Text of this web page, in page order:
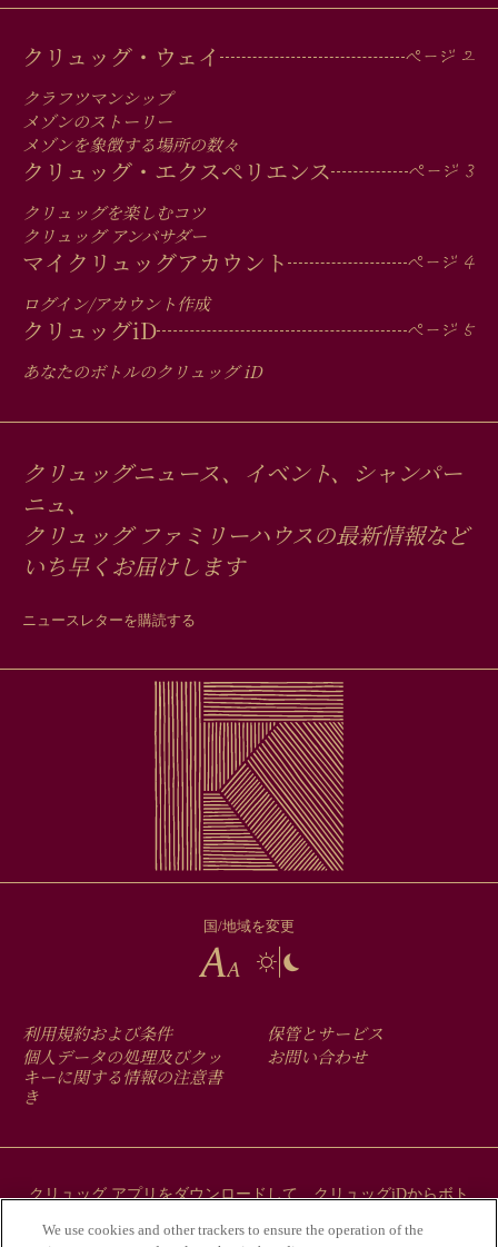
MAIN
MEN
IN
FOOTER
クリュッグ・ウェイ
クラフツマンシップ
メゾンのストーリー
メゾンを象徴する場所の数々
クリュッグ・エクスペリエンス
クリュッグを楽しむコツ
クリュッグ アンバサダー
マイクリュッグアカウント
ログイン/アカウント作成
クリュッグiD
あなたのボトルのクリュッグiD
クリュッグニュース、イベント、シャンパー
ニュ、
クリュッグ ファミリーハウスの最新情報など
いち早くお届けします
ニュースレターを購読する
国/地域を変更
FOOTER
MENU
利用規約および条件
個人データの処理及びクッ
キーに関する情報の注意書
き
保管とサービス
お問い合わせ
クリュッグ アプリをダウンロードして、クリュッグiDからボト
We use cookies and other trackers to ensure the operation of the